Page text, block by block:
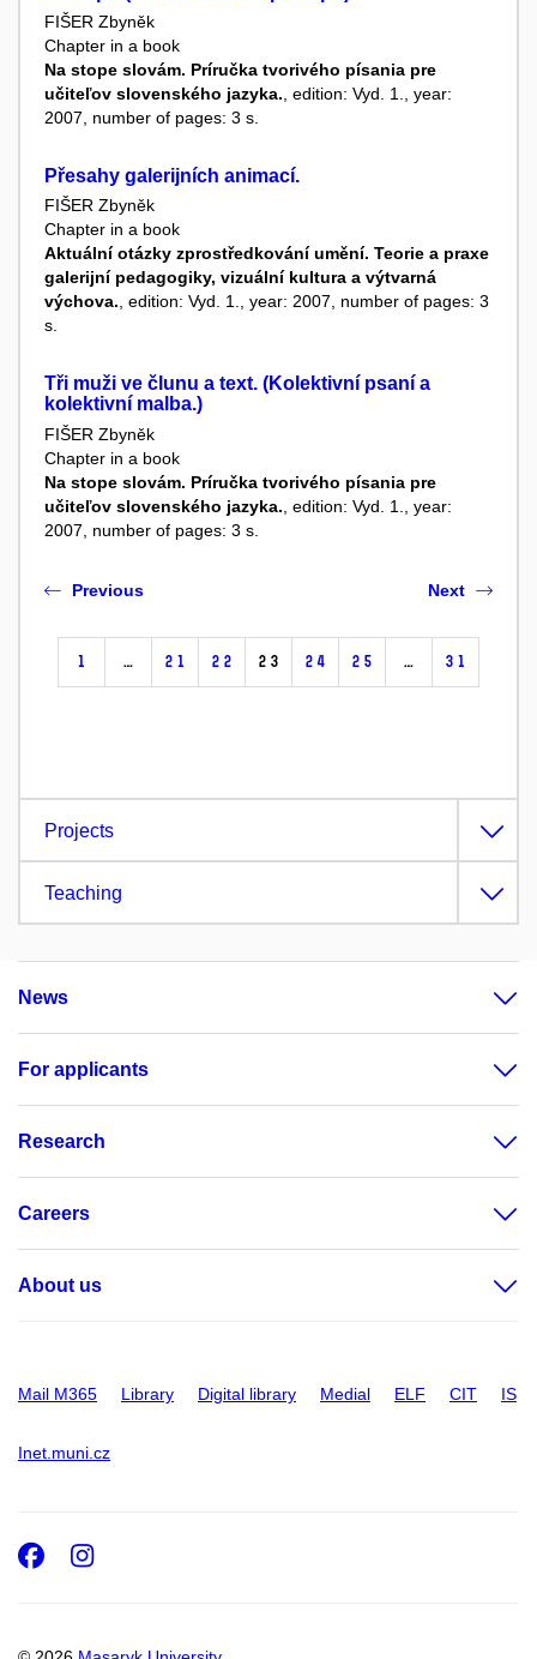
FIŠER Zbyněk
Chapter in a book
Na stope slovám. Príručka tvorivého písania pre
učiteľov slovenského jazyka. , edition: Vyd. 1., year:
2007, number of pages: 3 s.
Přesahy galerijních animací.
FIŠER Zbyněk
Chapter in a book
Aktuální otázky zprostředkování umění. Teorie a praxe
galerijní pedagogiky, vizuální kultura a výtvarná
výchova., edition: Vyd. 1., year: 2007, number of pages: 3
s.
Tři muži ve člunu a text. (Kolektivní psaní a
kolektivní malba.)
FIŠER Zbyněk
Chapter in a book
Na stope slovám. Príručka tvorivého písania pre
učiteľov slovenského jazyka. , edition: Vyd. 1., year:
2007, number of pages: 3 s.
Previous
1 … 21 22 23 24 25 … 31
Next
Projects
Teaching
News
For applicants
Research
Careers
About us
Mail M365 Library Digital library Medial ELF CIT IS
Inet.muni.cz
Facebook
Instagram